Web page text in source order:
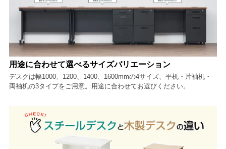
用途に合わせて選べるサイズバリエーション
デスクは幅1000、1200、1400、1600mmの4サイズ、平机・片袖机・
両袖机の3タイプをご用意。用途に合わせてお選びください。